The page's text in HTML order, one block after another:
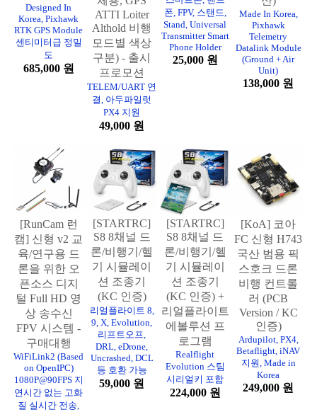
Designed In
Korea, Pixhawk
RTK GPS Module
센티미터급 정밀
도
685,000 원
ATTI Loiter
Althold 비행
모드별 색상
구분) - 출시
프로모션
TELEM/UART 연
결, 아두파일럿
PX4 지원
49,000 원
폰, FPV, 스탠드,
Stand, Universal
Transmitter Smart
Phone Holder
25,000 원
Made In Korea,
Pixhawk
Telemetry
Datalink Module
(Ground + Air
Unit)
138,000 원
[RunCam 런
캠] 신형 v2 교
육/연구용 드
론을 위한 오
픈소스 디지
털 Full HD 영
상 송수신
FPV 시스템 -
구매대행
WiFiLink2 (Based
on OpenIPC)
1080P@90FPS 지
연시간 없는 고화
질 실시간 전송,
[STARTRC]
S8 8채널 드
론/비행기/헬
기 시뮬레이
션 조종기
(KC 인증)
리얼플라이트 8,
9, X, Evolution,
리프트오프,
DRL, eDrone,
Uncrashed, DCL
등 호환 가능
59,000 원
[STARTRC]
S8 8채널 드
론/비행기/헬
기 시뮬레이
션 조종기
(KC 인증) +
리얼플라이트
에볼루션 프
로그램
Realflight
Evolution 스팀
시리얼키 포함
224,000 원
[KoA] 코아
FC 신형 H743
국산 범용 픽
스호크 드론
비행 컨트롤
러 (PCB
Version / KC
인증)
Ardupilot, PX4,
Betaflight, iNAV
지원, Made in
Korea
249,000 원